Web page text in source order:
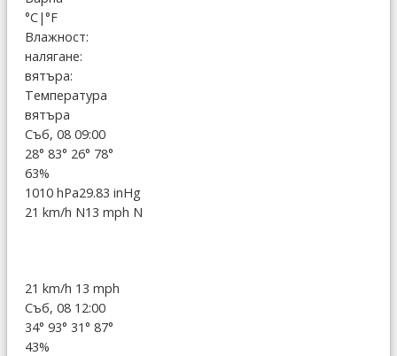
°C|°F
Влажност:
налягане:
вятъра:
Температура
вятъра
Съб, 08 09:00
28° 83° 26° 78°
63%
1010 hPa29.83 inHg
21 km/h N13 mph N
21 km/h 13 mph
Съб, 08 12:00
34° 93° 31° 87°
43%